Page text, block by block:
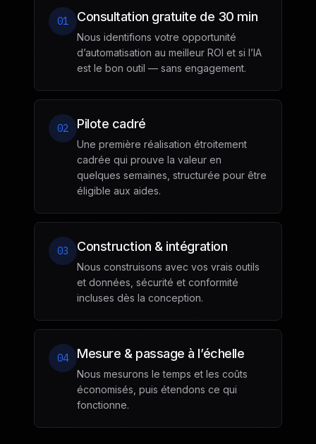
01 Consultation gratuite de 30 min
Nous identifions votre opportunité
d’automatisation au meilleur ROI et si l’IA
est le bon outil — sans engagement.
02 Pilote cadré
Une première réalisation étroitement
cadrée qui prouve la valeur en
quelques semaines, structurée pour être
éligible aux aides.
03 Construction & intégration
Nous construisons avec vos vrais outils
et données, sécurité et conformité
incluses dès la conception.
04 Mesure & passage à l’échelle
Nous mesurons le temps et les coûts
économisés, puis étendons ce qui
fonctionne.